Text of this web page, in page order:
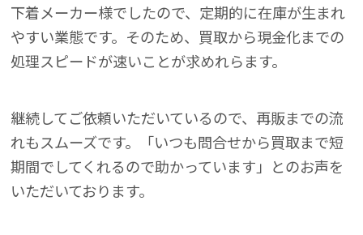
下着メーカー様でしたので、定期的に在庫が生まれ
やすい業態です。そのため、買取から現金化までの
処理スピードが速いことが求めれらます。
継続してご依頼いただいているので、再販までの流
れもスムーズです。「いつも問合せから買取まで短
期間でしてくれるので助かっています」とのお声を
いただいております。